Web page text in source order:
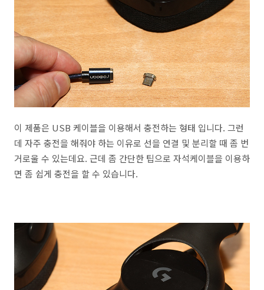
이 제품은 USB 케이블을 이용해서 충전하는 형태 입니다. 그런
데 자주 충전을 해줘야 하는 이유로 선을 연결 및 분리할 때 좀 번
거로울 수 있는데요. 근데 좀 간단한 팁으로 자석케이블을 이용하
면 좀 쉽게 충전을 할 수 있습니다.